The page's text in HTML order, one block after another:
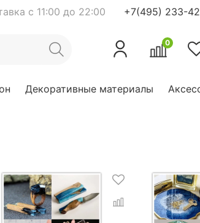
с 11:00 до 22:00 +7(495) 233-
0
Декоративные материалы